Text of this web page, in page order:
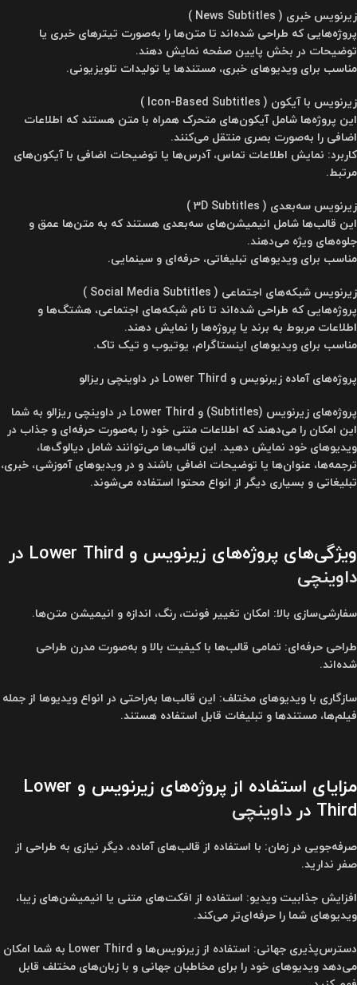
زیرنویس خبری ( News Subtitles )
پروژه‌هایی که طراحی شده‌اند تا متن‌ها را به‌صورت تیترهای خبری یا
توضیحات در بخش پایین صفحه نمایش دهند.
مناسب برای ویدیوهای خبری، مستندها یا تولیدات تلویزیونی.
زیرنویس با آیکون ( Icon-Based Subtitles )
این پروژه‌ها شامل آیکون‌های متحرک همراه با متن هستند که اطلاعات
اضافی را به‌صورت بصری منتقل می‌کنند.
کاربرد: نمایش اطلاعات تماس، آدرس‌ها یا توضیحات اضافی با آیکون‌های
مرتبط.
زیرنویس سه‌بعدی ( 3D Subtitles )
این قالب‌ها شامل انیمیشن‌های سه‌بعدی هستند که به متن‌ها عمق و
جلوه‌های ویژه می‌دهند.
مناسب برای ویدیوهای تبلیغاتی، حرفه‌ای و سینمایی.
زیرنویس شبکه‌های اجتماعی ( Social Media Subtitles )
پروژه‌هایی که طراحی شده‌اند تا نام شبکه‌های اجتماعی، هشتگ‌ها و
اطلاعات مربوط به برند یا پروژه‌ها را نمایش دهند.
مناسب برای ویدیوهای اینستاگرام، یوتیوب و تیک تاک.
پروژه‌های آماده زیرنویس و Lower Third در داوینچی ریزالو
پروژه‌های زیرنویس (Subtitles) و Lower Third در داوینچی ریزالو به شما
این امکان را می‌دهند که اطلاعات متنی خود را به‌صورت حرفه‌ای و جذاب در
ویدیوهای خود نمایش دهید. این قالب‌ها می‌توانند شامل دیالوگ‌ها،
ترجمه‌ها، عنوان‌ها یا توضیحات اضافی باشند و در ویدیوهای آموزشی، خبری،
تبلیغاتی و بسیاری دیگر از انواع محتوا استفاده می‌شوند.
ویژگی‌های پروژه‌های زیرنویس و Lower Third در
داوینچی
سفارشی‌سازی بالا: امکان تغییر فونت، رنگ، اندازه و انیمیشن متن‌ها.
طراحی حرفه‌ای: تمامی قالب‌ها با کیفیت بالا و به‌صورت مدرن طراحی
شده‌اند.
سازگاری با ویدیوهای مختلف: این قالب‌ها به‌راحتی در انواع ویدیوها از جمله
فیلم‌ها، مستندها و تبلیغات قابل استفاده هستند.
مزایای استفاده از پروژه‌های زیرنویس و Lower
Third در داوینچی
صرفه‌جویی در زمان: با استفاده از قالب‌های آماده، دیگر نیازی به طراحی از
صفر ندارید.
افزایش جذابیت ویدیو: استفاده از افکت‌های متنی یا انیمیشن‌های زیبا،
ویدیوهای شما را حرفه‌ای‌تر می‌کند.
دسترس‌پذیری جهانی: استفاده از زیرنویس‌ها و Lower Third به شما امکان
می‌دهد ویدیوهای خود را برای مخاطبان جهانی و با زبان‌های مختلف قابل